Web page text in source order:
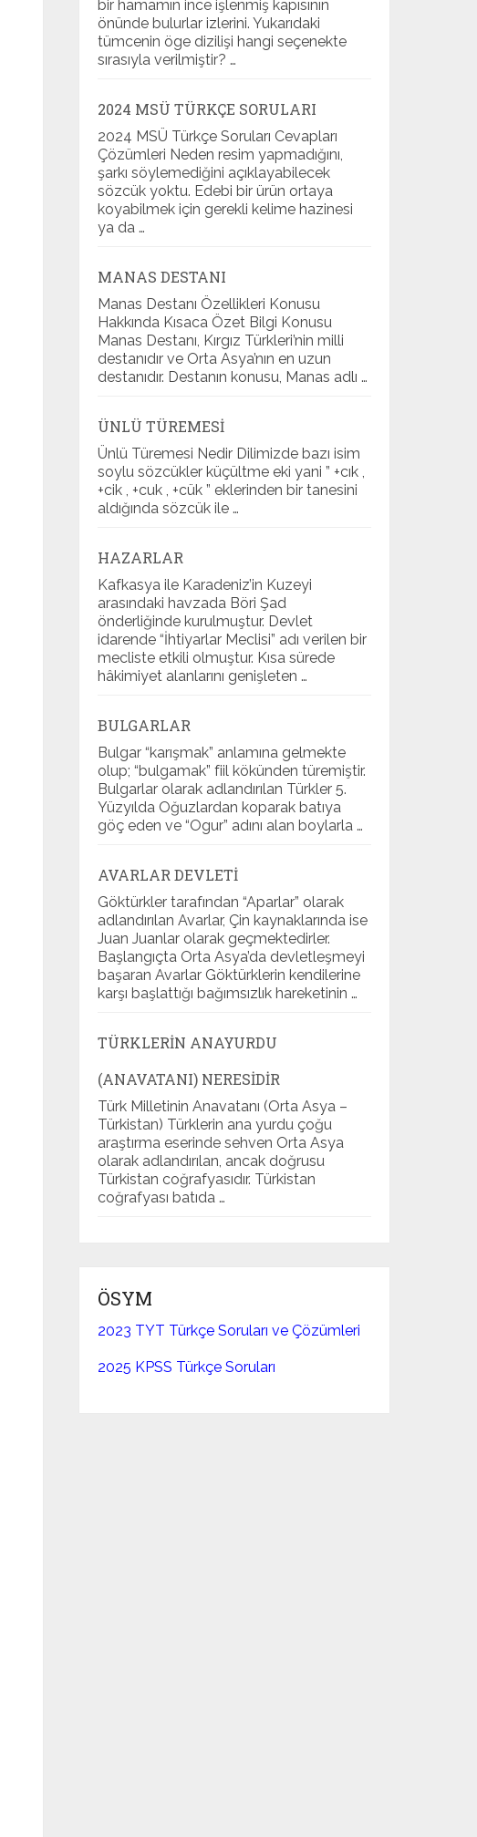
bir hamamın ince işlenmiş kapısının
önünde bulurlar izlerini. Yukarıdaki
tümcenin öge dizilişi hangi seçenekte
sırasıyla verilmiştir? …
2024 MSÜ TÜRKÇE SORULARI
2024 MSÜ Türkçe Soruları Cevapları
Çözümleri Neden resim yapmadığını,
şarkı söylemediğini açıklayabilecek
sözcük yoktu. Edebi bir ürün ortaya
koyabilmek için gerekli kelime hazinesi
ya da …
MANAS DESTANI
Manas Destanı Özellikleri Konusu
Hakkında Kısaca Özet Bilgi Konusu
Manas Destanı, Kırgız Türkleri’nin milli
destanıdır ve Orta Asya’nın en uzun
destanıdır. Destanın konusu, Manas adlı …
ÜNLÜ TÜREMESI
Ünlü Türemesi Nedir Dilimizde bazı isim
soylu sözcükler küçültme eki yani ” +cık ,
+cik , +cuk , +cük ” eklerinden bir tanesini
aldığında sözcük ile …
HAZARLAR
Kafkasya ile Karadeniz’in Kuzeyi
arasındaki havzada Böri Şad
önderliğinde kurulmuştur. Devlet
idarende “İhtiyarlar Meclisi” adı verilen bir
mecliste etkili olmuştur. Kısa sürede
hâkimiyet alanlarını genişleten …
BULGARLAR
Bulgar “karışmak” anlamına gelmekte
olup; “bulgamak” fiil kökünden türemiştir.
Bulgarlar olarak adlandırılan Türkler 5.
Yüzyılda Oğuzlardan koparak batıya
göç eden ve “Ogur” adını alan boylarla …
AVARLAR DEVLETI
Göktürkler tarafından “Aparlar” olarak
adlandırılan Avarlar, Çin kaynaklarında ise
Juan Juanlar olarak geçmektedirler.
Başlangıçta Orta Asya’da devletleşmeyi
başaran Avarlar Göktürklerin kendilerine
karşı başlattığı bağımsızlık hareketinin …
TÜRKLERIN ANAYURDU
(ANAVATANI) NERESIDIR
Türk Milletinin Anavatanı (Orta Asya –
Türkistan) Türklerin ana yurdu çoğu
araştırma eserinde sehven Orta Asya
olarak adlandırılan, ancak doğrusu
Türkistan coğrafyasıdır. Türkistan
coğrafyası batıda …
ÖSYM
2023 TYT Türkçe Soruları ve Çözümleri
2025 KPSS Türkçe Soruları